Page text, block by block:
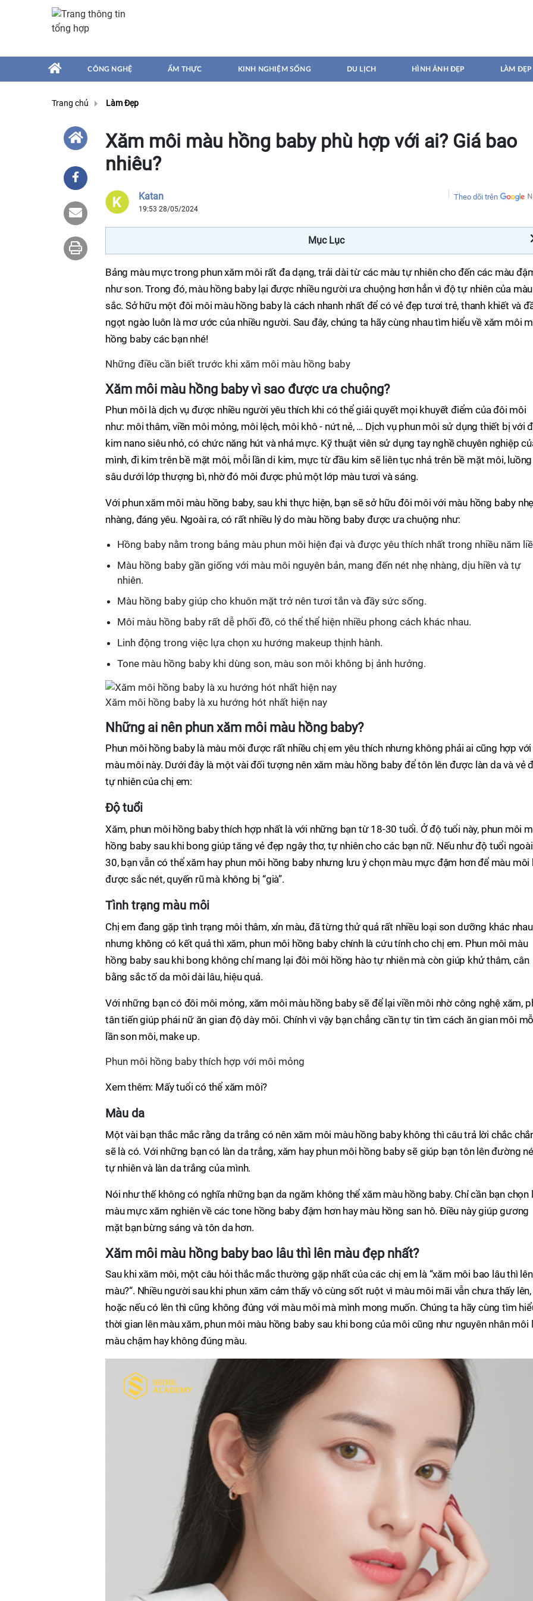
CÔNG NGHỆ ẨM THỰC KINH NGHIỆM SỐNG DU LỊCH HÌNH ẢNH ĐẸP LÀM ĐẸP
Trang chủ Làm Đẹp
Xăm môi màu hồng baby phù hợp với ai? Giá bao
nhiêu?
Katan
19:53 28/05/2024
Theo dõi trên
Mục Lục
Bảng màu mực trong phun xăm môi rất đa dạng, trải dài từ các màu tự nhiên cho đến các màu
như son. Trong đó, màu hồng baby lại được nhiều người ưa chuộng hơn hẳn vì độ tự nhiên của màu
sắc. Sở hữu một đôi môi màu hồng baby là cách nhanh nhất để có vẻ đẹp tươi trẻ, thanh khiết và
ngọt ngào luôn là mơ ước của nhiều người. Sau đây, chúng ta hãy cùng nhau tìm hiểu về xăm môi
hồng baby các bạn nhé!
Những điều cần biết trước khi xăm môi màu hồng baby
Xăm môi màu hồng baby vì sao được ưa chuộng?
Phun môi là dịch vụ được nhiều người yêu thích khi có thể giải quyết mọi khuyết điểm của đôi môi
như: môi thâm, viền môi mỏng, môi lệch, môi khô - nứt nẻ, … Dịch vụ phun môi sử dụng thiết bị với
kim nano siêu nhỏ, có chức năng hút và nhả mực. Kỹ thuật viên sử dụng tay nghề chuyên nghiệp
mình, đi kim trên bề mặt môi, mỗi lần di kim, mực từ đầu kim sẽ liên tục nhả trên bề mặt môi, luồng
sâu dưới lớp thượng bì, nhờ đó môi được phủ một lớp màu tươi và sáng.
Với phun xăm môi màu hồng baby, sau khi thực hiện, bạn sẽ sở hữu đôi môi với màu hồng baby nhẹ
nhàng, đáng yêu. Ngoài ra, có rất nhiều lý do màu hồng baby được ưa chuộng như:
Hồng baby nằm trong bảng màu phun môi hiện đại và được yêu thích nhất trong nhiều năm
Màu hồng baby gần giống với màu môi nguyên bản, mang đến nét nhẹ nhàng, dịu hiền và tự
nhiên.
Màu hồng baby giúp cho khuôn mặt trở nên tươi tắn và đầy sức sống.
Môi màu hồng baby rất dễ phối đồ, có thể thể hiện nhiều phong cách khác nhau.
Linh động trong việc lựa chọn xu hướng makeup thịnh hành.
Tone màu hồng baby khi dùng son, màu son môi không bị ảnh hưởng.
Xăm môi hồng baby là xu hướng hót nhất hiện nay
Những ai nên phun xăm môi màu hồng baby?
Phun môi hồng baby là màu môi được rất nhiều chị em yêu thích nhưng không phải ai cũng hợp với
màu môi này. Dưới đây là một vài đối tượng nên xăm màu hồng baby để tôn lên được làn da và vẻ
tự nhiên của chị em:
Độ tuổi
Xăm, phun môi hồng baby thích hợp nhất là với những bạn từ 18-30 tuổi. Ở độ tuổi này, phun môi
hồng baby sau khi bong giúp tăng vẻ đẹp ngây thơ, tự nhiên cho các bạn nữ. Nếu như độ tuổi ngoài
30, bạn vẫn có thể xăm hay phun môi hồng baby nhưng lưu ý chọn màu mực đậm hơn để màu môi
được sắc nét, quyến rũ mà không bị “già”.
Tình trạng màu môi
Chị em đang gặp tình trạng môi thâm, xỉn màu, đã từng thử quả rất nhiều loại son dưỡng khác nhau
nhưng không có kết quả thì xăm, phun môi hồng baby chính là cứu tính cho chị em. Phun môi màu
hồng baby sau khi bong không chỉ mang lại đôi môi hồng hào tự nhiên mà còn giúp khử thâm, cân
bằng sắc tố da môi dài lâu, hiệu quả.
Với những bạn có đôi môi mỏng, xăm môi màu hồng baby sẽ để lại viền môi nhờ công nghệ xăm,
tân tiến giúp phái nữ ăn gian độ dày môi. Chính vì vậy bạn chẳng cần tự tin tìm cách ăn gian môi
lần son môi, make up.
Phun môi hồng baby thích hợp với môi mỏng
Xem thêm: Mấy tuổi có thể xăm môi?
Màu da
Một vài bạn thắc mắc rằng da trắng có nên xăm môi màu hồng baby không thì câu trả lời chắc
sẽ là có. Với những bạn có làn da trắng, xăm hay phun môi hồng baby sẽ giúp bạn tôn lên đường
tự nhiên và làn da trắng của mình.
Nói như thế không có nghĩa những bạn da ngăm không thể xăm màu hồng baby. Chỉ cần bạn chọn
màu mực xăm nghiên về các tone hồng baby đậm hơn hay màu hồng san hô. Điều này giúp gương
mặt bạn bừng sáng và tôn da hơn.
Xăm môi màu hồng baby bao lâu thì lên màu đẹp nhất?
Sau khi xăm môi, một câu hỏi thắc mắc thường gặp nhất của các chị em là “xăm môi bao lâu thì lên
màu?“. Nhiều người sau khi phun xăm cảm thấy vô cùng sốt ruột vì màu môi mãi vẫn chưa thấy lên,
hoặc nếu có lên thì cũng không đúng với màu môi mà mình mong muốn. Chúng ta hãy cùng tìm
thời gian lên màu xăm, phun môi màu hồng baby sau khi bong của môi cũng như nguyên nhân môi
màu chậm hay không đúng màu.